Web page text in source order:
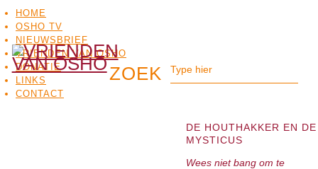
HOME
OSHO TV
NIEUWSBRIEF
VRIENDEN VAN OSHO
DONATIE
LINKS
CONTACT
DE HOUTHAKKER EN DE
MYSTICUS
Wees niet bang om te